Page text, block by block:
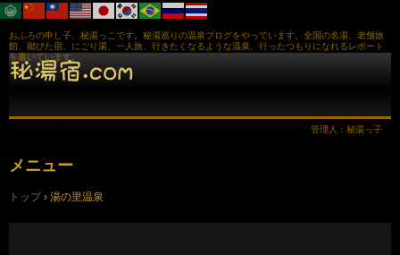
おふろの申し子、秘湯っこです。秘湯巡りの温泉ブログをやっています。全国の名湯、老舗旅
館、鄙びた宿、にごり湯、一人旅、行きたくなるような温泉、行ったつもりになれるレポート
を書いています。
管理人：秘湯っ子
メニュー
ン
トップ › 湯の里温泉